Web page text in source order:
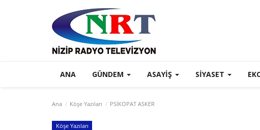
ANA GÜNDEM ASAYIŞ SIYASET
Ana Köşe Yazıları PSİKOPAT ASKER
Köşe Yazıları